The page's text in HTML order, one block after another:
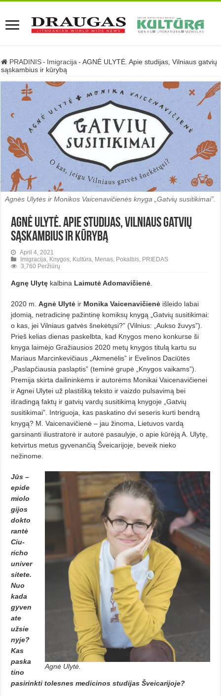
PRADINIS - Imigracija - AGNĖ ULYTĖ. Apie studijas, Vilniaus gatvių
sąskambius ir kūrybą
Agnės Ulytės ir Monikos Vaicenavičienės knyga „Gatvių susitikimai”.
AGNĖ ULYTĖ. Apie studijas, Vilniaus gatvių
sąskambius ir kūrybą
April 4, 2021
Imigracija Knygos Kultūra Menas Pokalbis PRIEDAS
3,760 Peržiūrų
Agnę Ulytę kalbina Laimutė Adomavičienė
2020 m.Agnė Ulytė ir Monika Vaicenavičienė išleido labai
įdomią, netradicinę pažintinę komiksų knygą „Gatvių susitikimai:
o kas, jei Vilniaus gatvės šnekėtųsi?” (Vilnius: „Aukso žuvys”).
Prieš kelias dienas paskelbta, kad Knygos meno konkurse ši
knyga laimėjo Gražiausios 2020 metų knygos titulą kartu su
Mariaus Marcinkevičiaus „Akmenėlis” ir Evelinos Daciūtės
„Paslapčiausia paslaptis” (teminė grupė „Knygos vaikams”).
Premija skirta dailininkėms ir autorėms Monikai Vaicenavičienei
ir Agnei Ulytei už plastišką teksto ir vaizdo pulsavimą bei
išradingą faktų ir gatvių vardų susitikimą knygoje „Gatvių
susitikimai”. Intriguoja, kas paskatino dvi seseris kurti bendrą
knygą? M. Vaicenavičienė – jau žinoma, Lietuvos vardą
garsinanti iliustratorė ir autorė pasaulyje, o apie kūrėją A. Ulytę,
ketvirtus metus gyvenančią Šveicarijoje, beveik nieko
nežinome.
Agnė Ulytė.
Jūs –
epide
miolo
gijos
dokto
rantė
Ciu­
richo
univer
sitete.
Nuo
kada
gyven
ate
užsie
nyje?
Kas
paska
tino
pasirinkti tolesnes medicinos studijas Šveicarijoje?